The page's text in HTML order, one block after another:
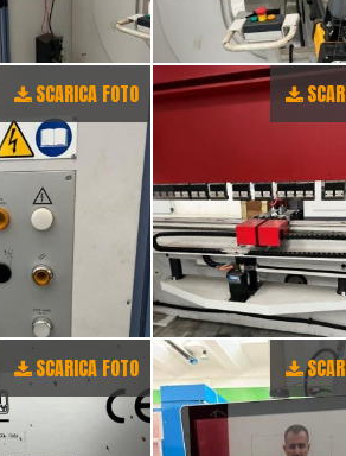
SCARICA FOTO
SCARICA FOTO